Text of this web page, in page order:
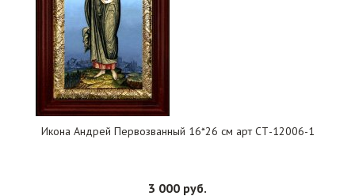
Икона Андрей Первозванный 16*26 см арт СТ-12006-1
3 000 руб.